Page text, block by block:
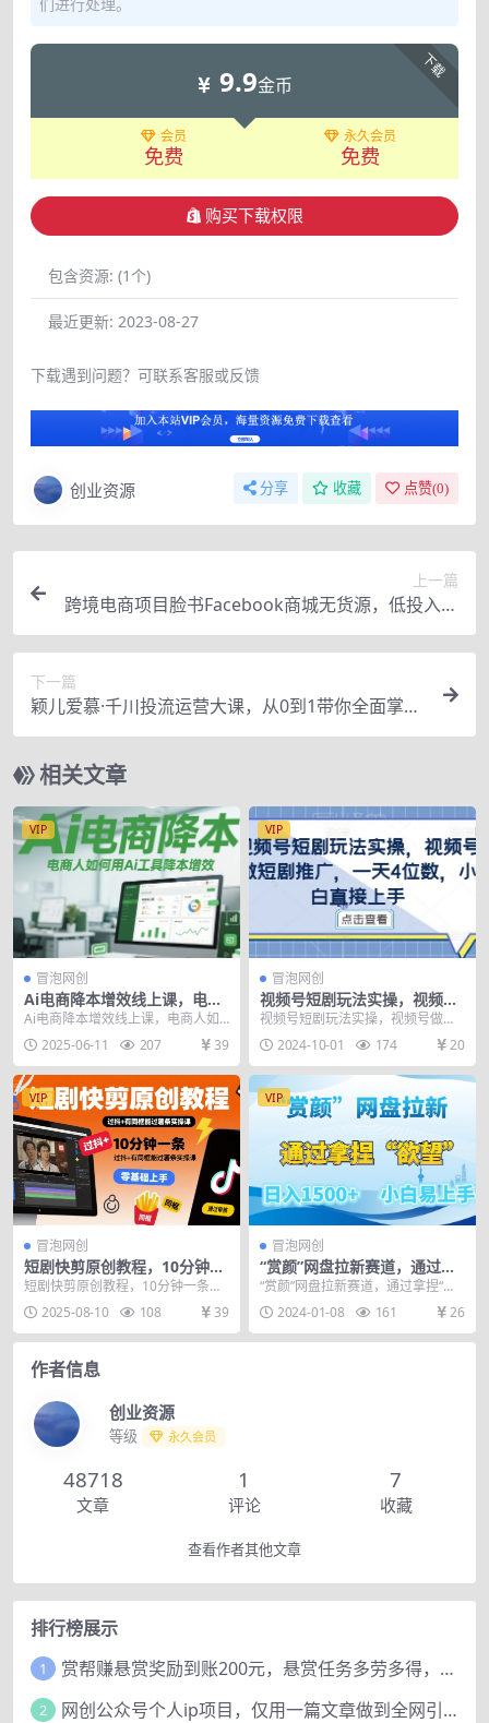
下载
9.9金币
会员
免费
永久会员
免费
购买下载权限
包含资源: (1个)
最近更新: 2023-08-27
下载遇到问题？可联系客服或反馈
创业资源 分享 收藏 点赞(0)
上一篇
跨境电商项目脸书Facebook商城无货源，低投入高
利润，熟练操作后月收入不会低于1W-3W
下一篇
颖儿爱慕·千川投流运营大课，从0到1带你全面掌握
巨量千川投放全流程
相关文章
VIP
冒泡网创
Ai电商降本增效线上课，电商
人如何用Ai工具降本增效
Ai电商降本增效线上课，电商人如
何用Ai工具降本增效 课程内容： 1.
《Ai不是...
2025-06-11 207 39
VIP
冒泡网创
视频号短剧玩法实操，视频号
做短剧推广，一天4位数，小
视频号短剧玩法实操，视频号做短
剧推广，一天4位数，小白直接上手
视频号作为微信生...
2024-10-01 174 20
VIP
冒泡网创
短剧快剪原创教程，10分钟一
条，过抖+有同框能过薯条实
操课
短剧快剪原创教程，10分钟一条，
过抖+有同框能过薯条实操课 短剧
已然成为影视行业...
2025-08-10 108 39
VIP
冒泡网创
“赏颜”网盘拉新赛道，通过拿
捏“欲望”日入1500+，小白易
上手【揭秘】
“赏颜”网盘拉新赛道，通过拿捏“欲
望”日入1500+，小白易上手【揭
秘】 人人都...
2024-01-08 161 26
作者信息
创业资源
等级 永久会员
48718
文章
1
评论
7
收藏
查看作者其他文章
排行榜展示
1 赏帮赚悬赏奖励到账200元，悬赏任务多劳多得，人人可做。
2 网创公众号个人ip项目，仅用一篇文章做到全网引流！